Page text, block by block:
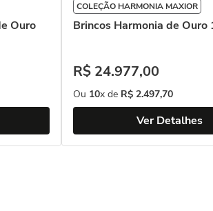
Ouro
COLEÇÃO HARMONIA MAXIOR
Brincos Harmonia de Ouro
R$ 24.977,00
Ou 10x de R$ 2.497,70
Ver Detalhes